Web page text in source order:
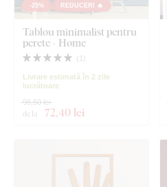
-25% REDUCERI 🔥
Tablou minimalist pentru
perete - Home
( 1 )
Livrare estimată în 2 zile
lucrătoare
de la 72,40 lei
96,50 lei